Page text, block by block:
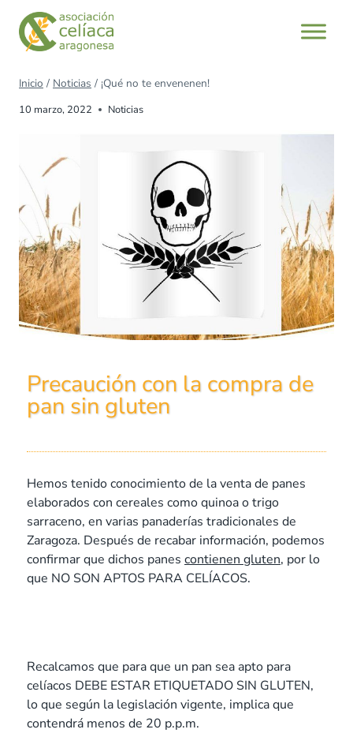
Inicio / Noticias / ¡Qué no te envenenen!
10 marzo, 2022 Noticias
Precaución con la compra de
pan sin gluten
Hemos tenido conocimiento de la venta de panes
elaborados con cereales como quinoa o trigo
sarraceno, en varias panaderías tradicionales de
Zaragoza. Después de recabar información, podemos
confirmar que dichos panes contienen gluten, por lo
que NO SON APTOS PARA CELÍACOS.
Recalcamos que para que un pan sea apto para
celíacos DEBE ESTAR ETIQUETADO SIN GLUTEN,
lo que según la legislación vigente, implica que
contendrá menos de 20 p.p.m.